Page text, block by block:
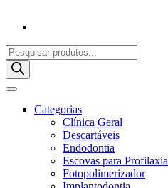
Pesquisar
produtos
Categorias
Clínica Geral
Descartáveis
Endodontia
Escovas para Profilaxia
Fotopolimerizador